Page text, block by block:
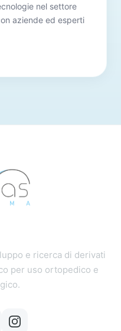
nel settore
aziende ed esperti
e ricerca di derivati
per uso ortopedico e